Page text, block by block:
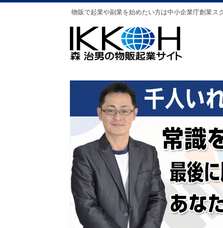
物販で起業や副業を始めたい方は中小企業庁創業ス